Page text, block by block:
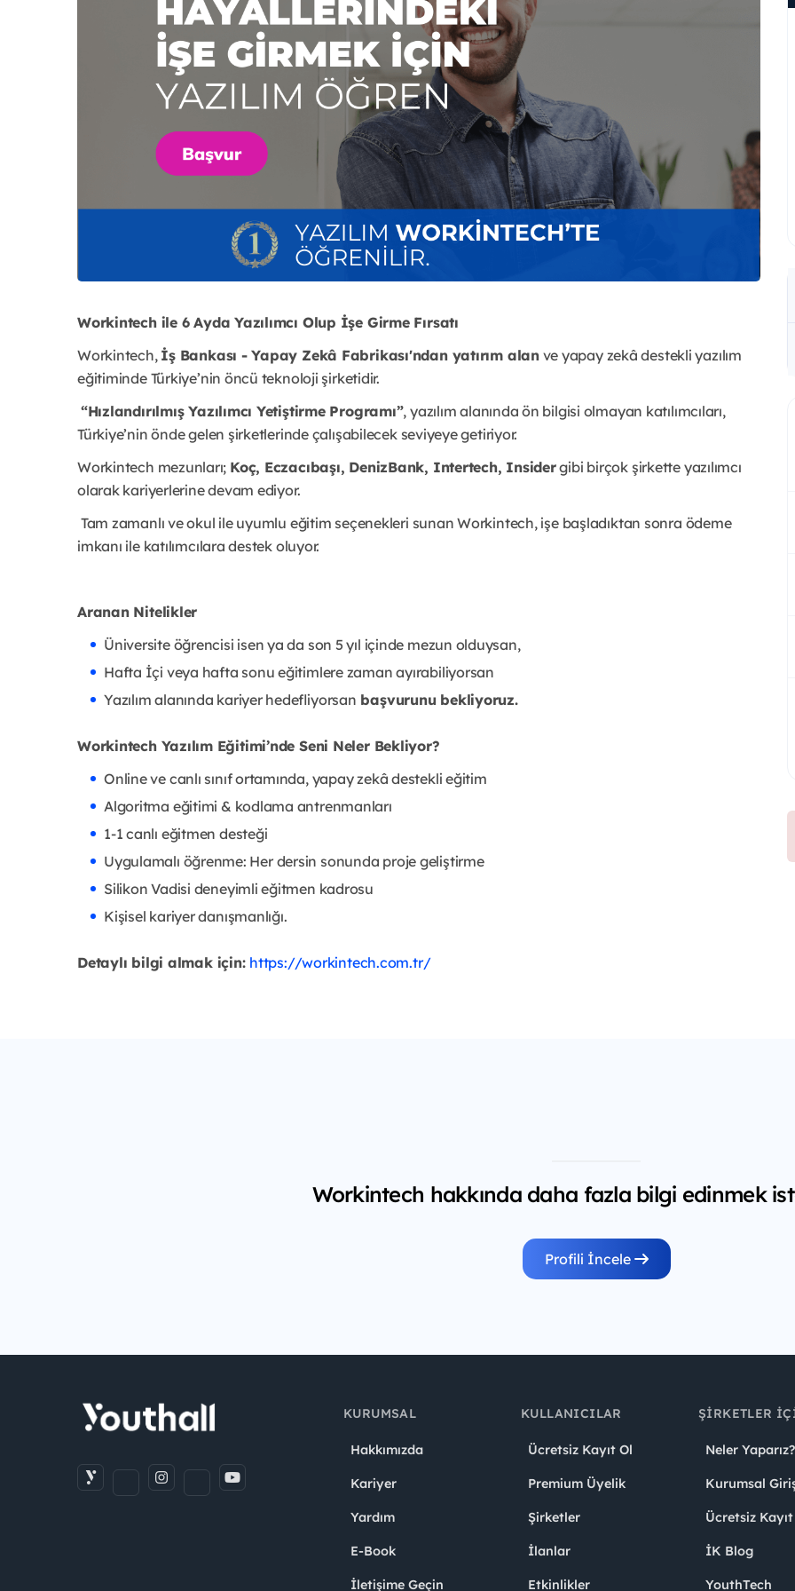
Workintech ile 6 Ayda Yazılımcı Olup İşe Girme Fırsatı
Workintech, İş Bankası - Yapay Zekâ Fabrikası'ndan yatırım alanve yapay zekâ destekli yazılım
eğitiminde Türkiye’nin öncü teknoloji şirketidir.
“Hızlandırılmış Yazılımcı Yetiştirme Programı”, yazılım alanında ön bilgisi olmayan katılımcıları,
Türkiye’nin önde gelen şirketlerinde çalışabilecek seviyeye getiriyor.
Workintech mezunları; Koç, Eczacıbaşı, DenizBank, Intertech, Insidergibi birçok şirkette yazılımcı
olarak kariyerlerine devam ediyor.
Tam zamanlı ve okul ile uyumlu eğitim seçenekleri sunan Workintech, işe başladıktan sonra ödeme
imkanı ile katılımcılara destek oluyor.
Aranan Nitelikler
Üniversite öğrencisi isen ya da son 5 yıl içinde mezun olduysan,
Hafta İçi veya hafta sonu eğitimlere zaman ayırabiliyorsan
Yazılım alanında kariyer hedefliyorsan başvurunu bekliyoruz.
Workintech Yazılım Eğitimi’nde Seni Neler Bekliyor?
Online ve canlı sınıf ortamında, yapay zekâ destekli eğitim
Algoritma eğitimi & kodlama antrenmanları
1-1 canlı eğitmen desteği
Uygulamalı öğrenme: Her dersin sonunda proje geliştirme
Silikon Vadisi deneyimli eğitmen kadrosu
Kişisel kariyer danışmanlığı.
Detaylı bilgi almak için: https://workintech.com.tr/
Workintech hakkında daha fazla bilgi edinmek
Profili İncele
KURUMSAL
Hakkımızda
Kariyer
Yardım
E-Book
İletişime Geçin
KULLANICILAR
Ücretsiz Kayıt Ol
Premium Üyelik
Şirketler
İlanlar
Etkinlikler
ŞIRKETLER
Neler Yaparız?
Kurumsal
Ücretsiz Kayıt
İK Blog
YouthTech